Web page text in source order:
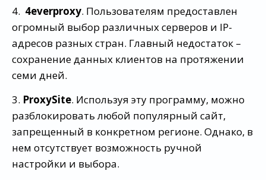
4. 4everproxy. Пользователям предоставлен
огромный выбор различных серверов и IP-
адресов разных стран. Главный недостаток –
сохранение данных клиентов на протяжении
семи дней.
3. ProxySite. Используя эту программу, можно
разблокировать любой популярный сайт,
запрещенный в конкретном регионе. Однако, в
нем отсутствует возможность ручной
настройки и выбора.